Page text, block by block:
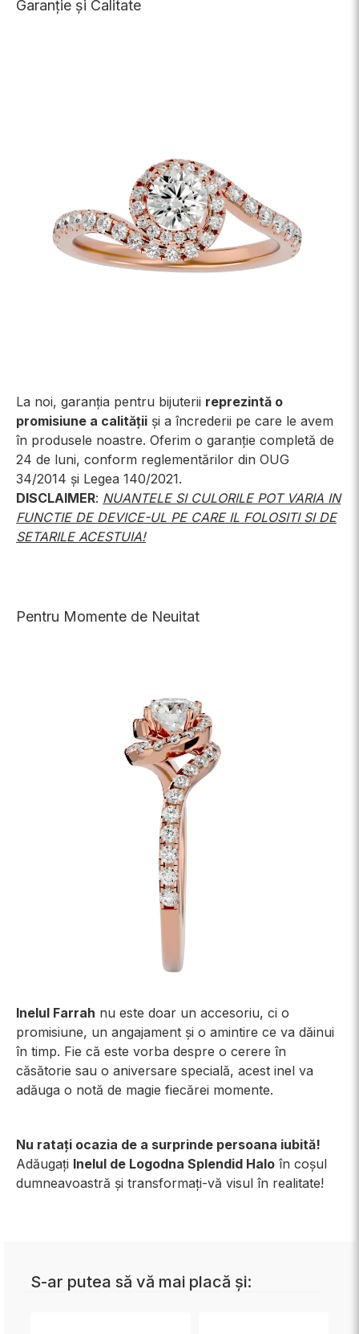
Garanție și Calitate
La noi, garanția pentru bijuterii reprezintă o
promisiune a calității și a încrederii pe care le avem
în produsele noastre. Oferim o garanție completă de
24 de luni, conform reglementărilor din OUG
34/2014 și Legea 140/2021.
DISCLAIMER: NUANTELE SI CULORILE POT VARIA IN
FUNCTIE DE DEVICE-UL PE CARE IL FOLOSITI SI DE
SETARILE ACESTUIA!
Pentru Momente de Neuitat
Inelul Farrah nu este doar un accesoriu, ci o
promisiune, un angajament și o amintire ce va dăinui
în timp. Fie că este vorba despre o cerere în
căsătorie sau o aniversare specială, acest inel va
adăuga o notă de magie fiecărei momente.
Nu ratați ocazia de a surprinde persoana iubită!
Adăugați Inelul de Logodna Splendid Halo în coșul
dumneavoastră și transformați-vă visul în realitate!
S-ar putea să vă mai placă și: